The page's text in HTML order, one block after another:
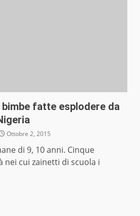
bimbe fatte esplodere da
Ottobre 2, 2015
di 9, 10 anni. Cinque
nei cui zainetti di scuola i